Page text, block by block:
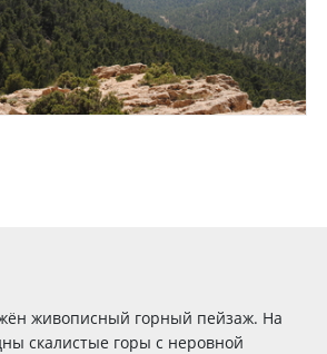
живописный горный пейзаж. На
скалистые горы с неровной